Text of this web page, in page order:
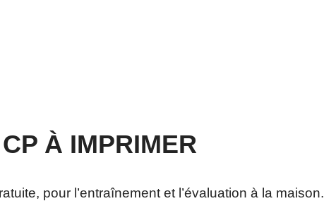
À IMPRIMER
pour l’entraînement et l’évaluation à la maison.